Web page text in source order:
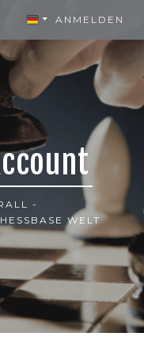
ANMELDEN
-
WELT